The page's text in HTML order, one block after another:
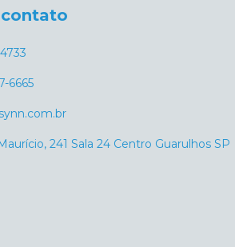
6665
241 Sala 24 Centro Guarulhos SP